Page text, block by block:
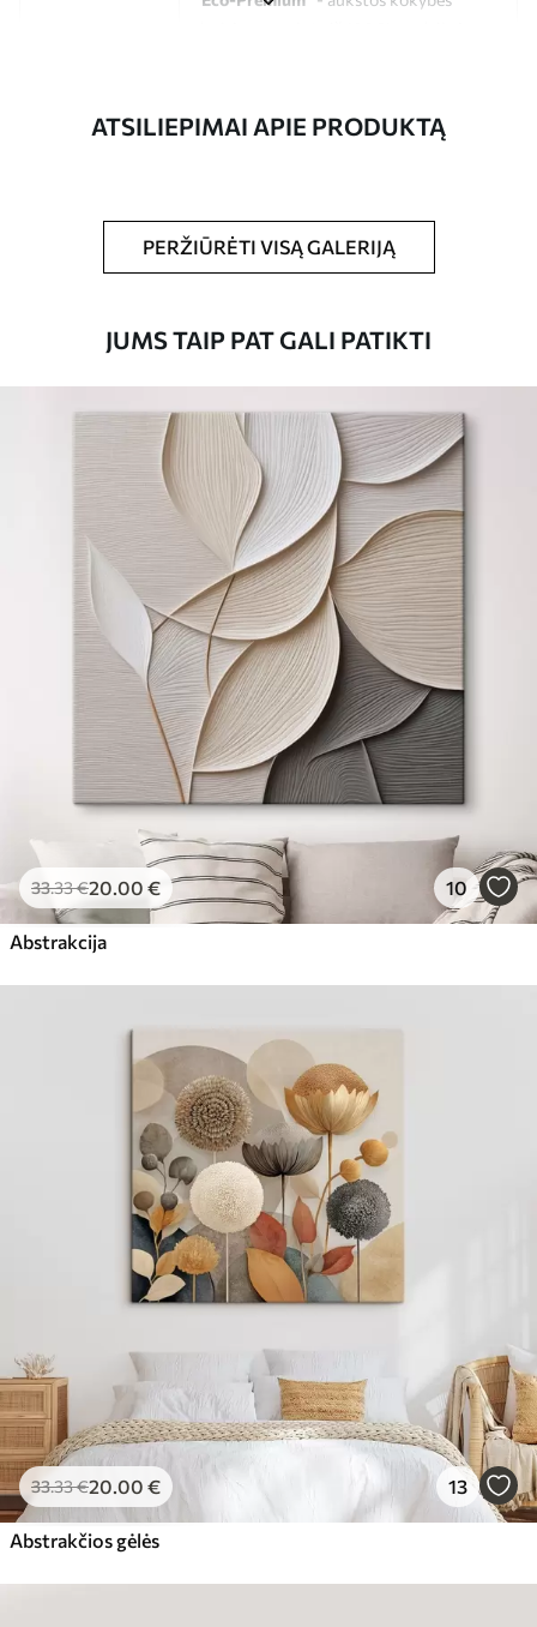
Straipsnio
s33424
Galite padengti laku.
Standartas
Iš15.00€
Eco-Premium
.00
ATSILIEPIMAI APIE PRODUKTĄ
PERŽIŪRĖTI VISĄ GALERIJĄ
JUMS TAIP PAT GALI PATIKTI
33.33€20.00 € 10
Abstrakcija
33.33€20.00 € 13
Abstrakčios gėlės